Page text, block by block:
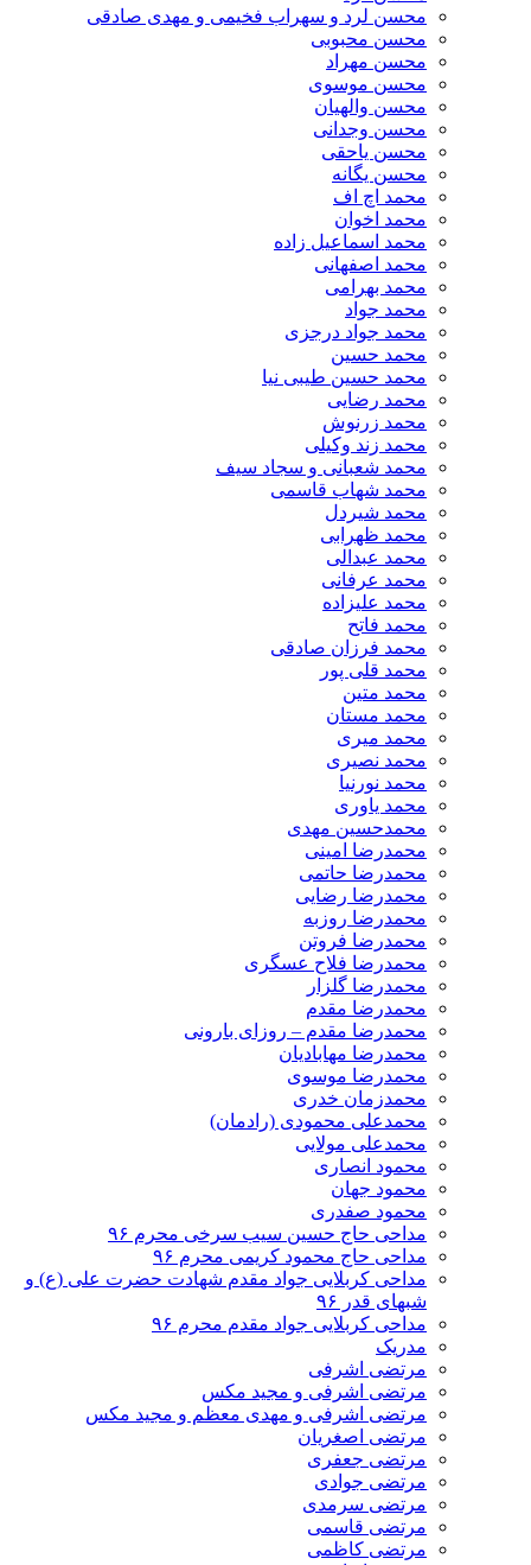
محسن لرد و سهراب فخیمی و مهدی صادقی
محسن محبوبی
محسن مهراد
محسن موسوی
محسن والهیان
محسن وجدانی
محسن یاحقی
محسن یگانه
محمد اچ اف
محمد اخوان
محمد اسماعیل زاده
محمد اصفهانی
محمد بهرامی
محمد جواد
محمد جواد درجزی
محمد حسین
محمد حسین طیبی نیا
محمد رضایی
محمد زرنوش
محمد زند وکیلی
محمد شعبانی و سجاد سیف
محمد شهاب قاسمی
​محمد شیردل
محمد ظهرابی
محمد عبدالی
محمد عرفانی
محمد علیزاده
محمد فاتح
محمد فرزان صادقی
محمد قلی پور
محمد متین
محمد مستان
محمد میری
محمد نصیری
محمد نورنیا
محمد یاوری
محمدحسین مهدی
محمدرضا امینی
محمدرضا حاتمی
محمدرضا رضایی
محمدرضا روزبه
محمدرضا فروتن
محمدرضا فلاح عسگری
محمدرضا گلزار
محمدرضا مقدم
محمدرضا مقدم – روزای بارونی
محمدرضا مهابادیان
محمدرضا موسوی
محمدزمان خدری
محمدعلی محمودی (رادمان)
محمدعلی مولایی
محمود انصاری
محمود جهان
محمود صفدری
مداحی حاج حسین سیب سرخی محرم ۹۶
مداحی حاج محمود کریمی محرم ۹۶
مداحی کربلایی جواد مقدم شهادت حضرت علی (ع) و
شبهای قدر ۹۶
مداحی کربلایی جواد مقدم محرم ۹۶
مدریک
مرتضی اشرفی
مرتضی اشرفی و مجید مکس
مرتضی اشرفی و مهدی معظم و مجید مکس
مرتضی اصغریان
مرتضی جعفری
مرتضی جوادی
مرتضی سرمدی
مرتضی قاسمی
مرتضی کاظمی